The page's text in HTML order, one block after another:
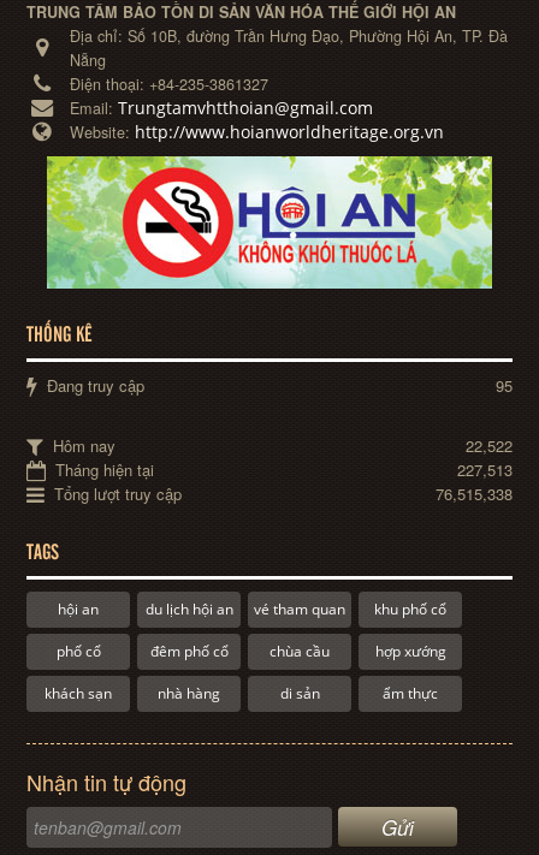
TRUNG TÂM BẢO TỒN DI SẢN VĂN HÓA THẾ GIỚI HỘI AN
Địa chỉ:Số 10B, đường Trần Hưng Đạo, Phường Hội An, TP. Đà
Nẵng
Điện thoại: +84-235-3861327
Email:Trungtamvhtthoian@gmail.com
Website: http://www.hoianworldheritage.org.vn
THỐNG KÊ
Đang truy cập 95
Hôm nay
22,522
Tháng hiện tại
227,513
Tổng lượt truy cập
76,515,338
TAGS
hội an du lịch hội an vé tham quan khu phố cổ
phố cổ đêm phố cổ chùa cầu hợp xướng
khách sạn nhà hàng di sản ẩm thực
Nhận tin tự động